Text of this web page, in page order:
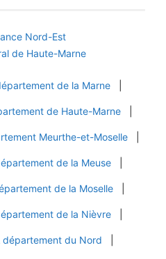
Nord-Est
de Haute-Marne
de la Marne
de Haute-Marne
Meurthe-et-Moselle
de la Meuse
de la Moselle
de la Nièvre
département du Nord